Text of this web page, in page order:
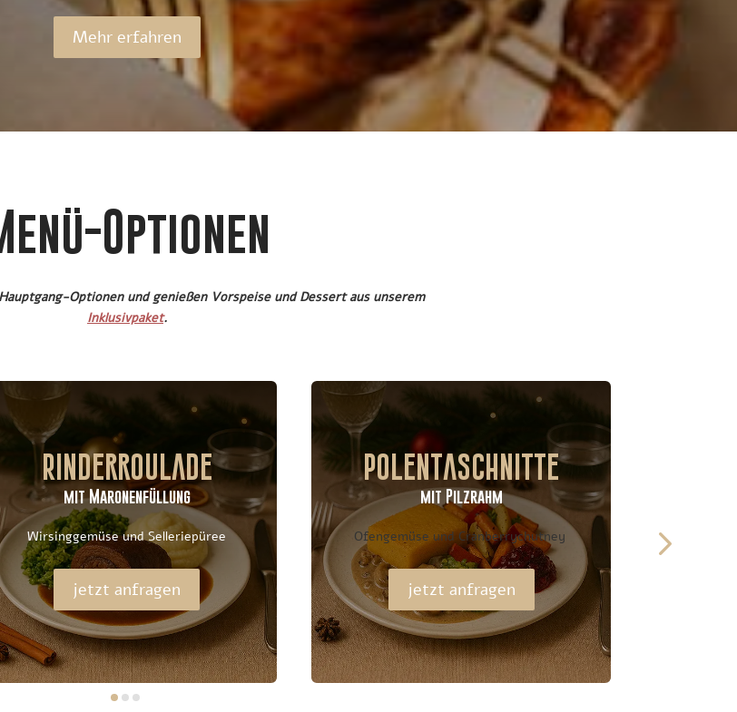
Mehr erfahren
Optionen
Optionen und genießen Vorspeise und Dessert aus unserem
Inklusivpaket.
Rinderroulade
mit Maronenfüllung
Wirsinggemüse und Selleriepüree
jetzt anfragen
Polentaschnitte
mit Pilzrahm
Ofengemüse und Cranberrychutney
jetzt anfragen